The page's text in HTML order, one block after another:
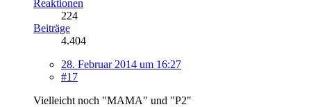
Reaktionen
224
Beiträge
4.404
28. Februar 2014 um 16:27
#17
Vielleicht noch "MAMA" und "P2"